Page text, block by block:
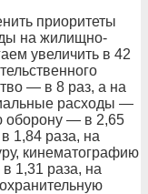
приоритеты
на жилищно-
увеличить в 42
— в 8 раз, а на
расходы —
оборону — в 2,65
1,84 раза, на
кинематографию
1,31 раза, на